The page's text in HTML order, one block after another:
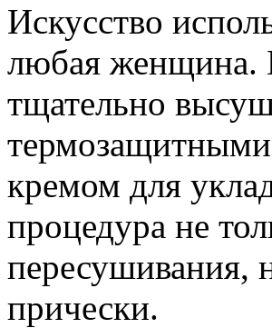
Искусство
любая женщина.
тщательно
кремом для
процедура не
пересушивания,
прически.